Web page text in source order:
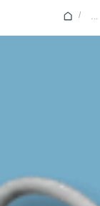
/ ...